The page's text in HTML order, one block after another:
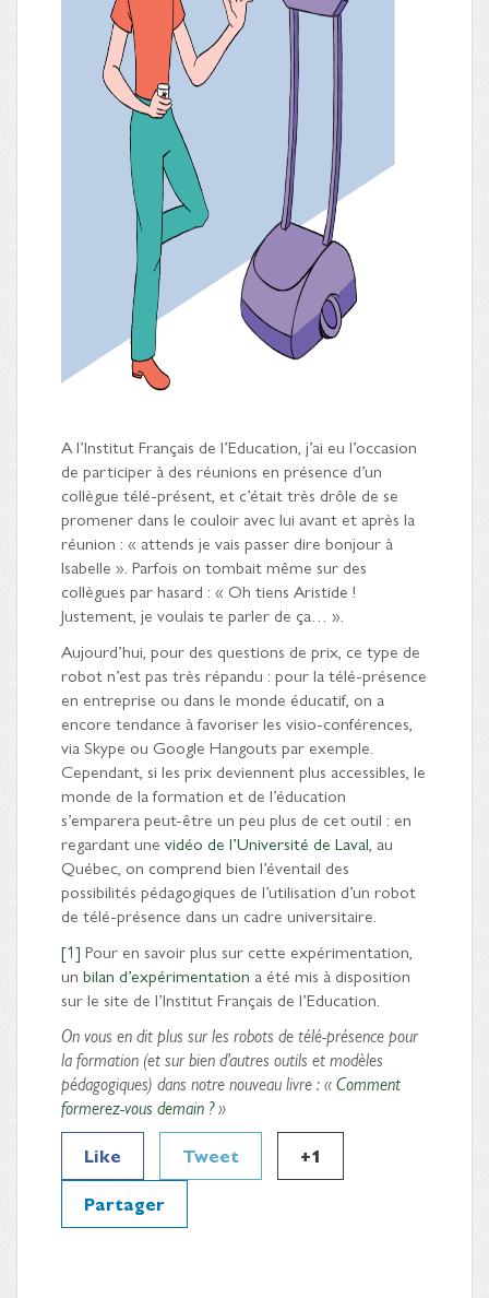
A l’Institut Français de l’Education, j’ai eu l’occasion
de participer à des réunions en présence d’un
collègue télé-présent, et c’était très drôle de se
promener dans le couloir avec lui avant et après la
réunion : « attends je vais passer dire bonjour à
Isabelle ». Parfois on tombait même sur des
collègues par hasard : « Oh tiens Aristide !
Justement, je voulais te parler de ça… ».
Aujourd’hui, pour des questions de prix, ce type de
robot n’est pas très répandu : pour la télé-présence
en entreprise ou dans le monde éducatif, on a
encore tendance à favoriser les visio-conférences,
via Skype ou Google Hangouts par exemple.
Cependant, si les prix deviennent plus accessibles, le
monde de la formation et de l’éducation
s’emparera peut-être un peu plus de cet outil : en
regardant une vidéo de l’Université de Laval , au
Québec, on comprend bien l’éventail des
possibilités pédagogiques de l’utilisation d’un robot
de télé-présence dans un cadre universitaire.
[1] Pour en savoir plus sur cette expérimentation,
un bilan d’expérimentation a été mis à disposition
sur le site de l’Institut Français de l’Education.
On vous en dit plus sur les robots de télé-présence pour
la formation (et sur bien d’autres outils et modèles
pédagogiques) dans notre nouveau livre : «Comment
formerez-vous demain ?»
Like
Tweet
+1
Partager